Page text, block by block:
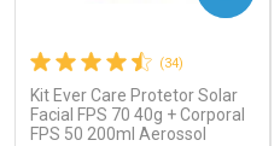
(34)
Kit Ever Care Protetor Solar
Facial FPS 70 40g + Corporal
FPS 50 200ml Aerossol